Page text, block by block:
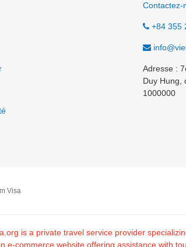
Contactez-
+84 355
Adresse :
Duy Hung,
1000000
Visa
is a private travel service provider
e-commerce website offering assistance with